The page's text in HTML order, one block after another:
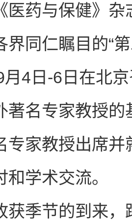
医药与保健》
界同仁瞩目的“
4日-6日在北
著名专家教授
专家教授出席
学术交流。
获季节的到来